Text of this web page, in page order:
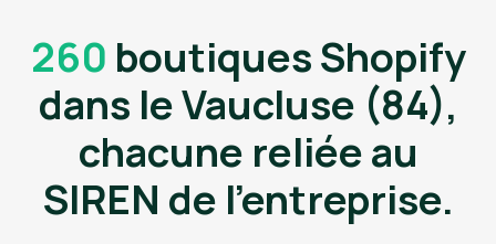
260 boutiques Shopify
dans le Vaucluse (84),
chacune reliée au
SIREN de l'entreprise.